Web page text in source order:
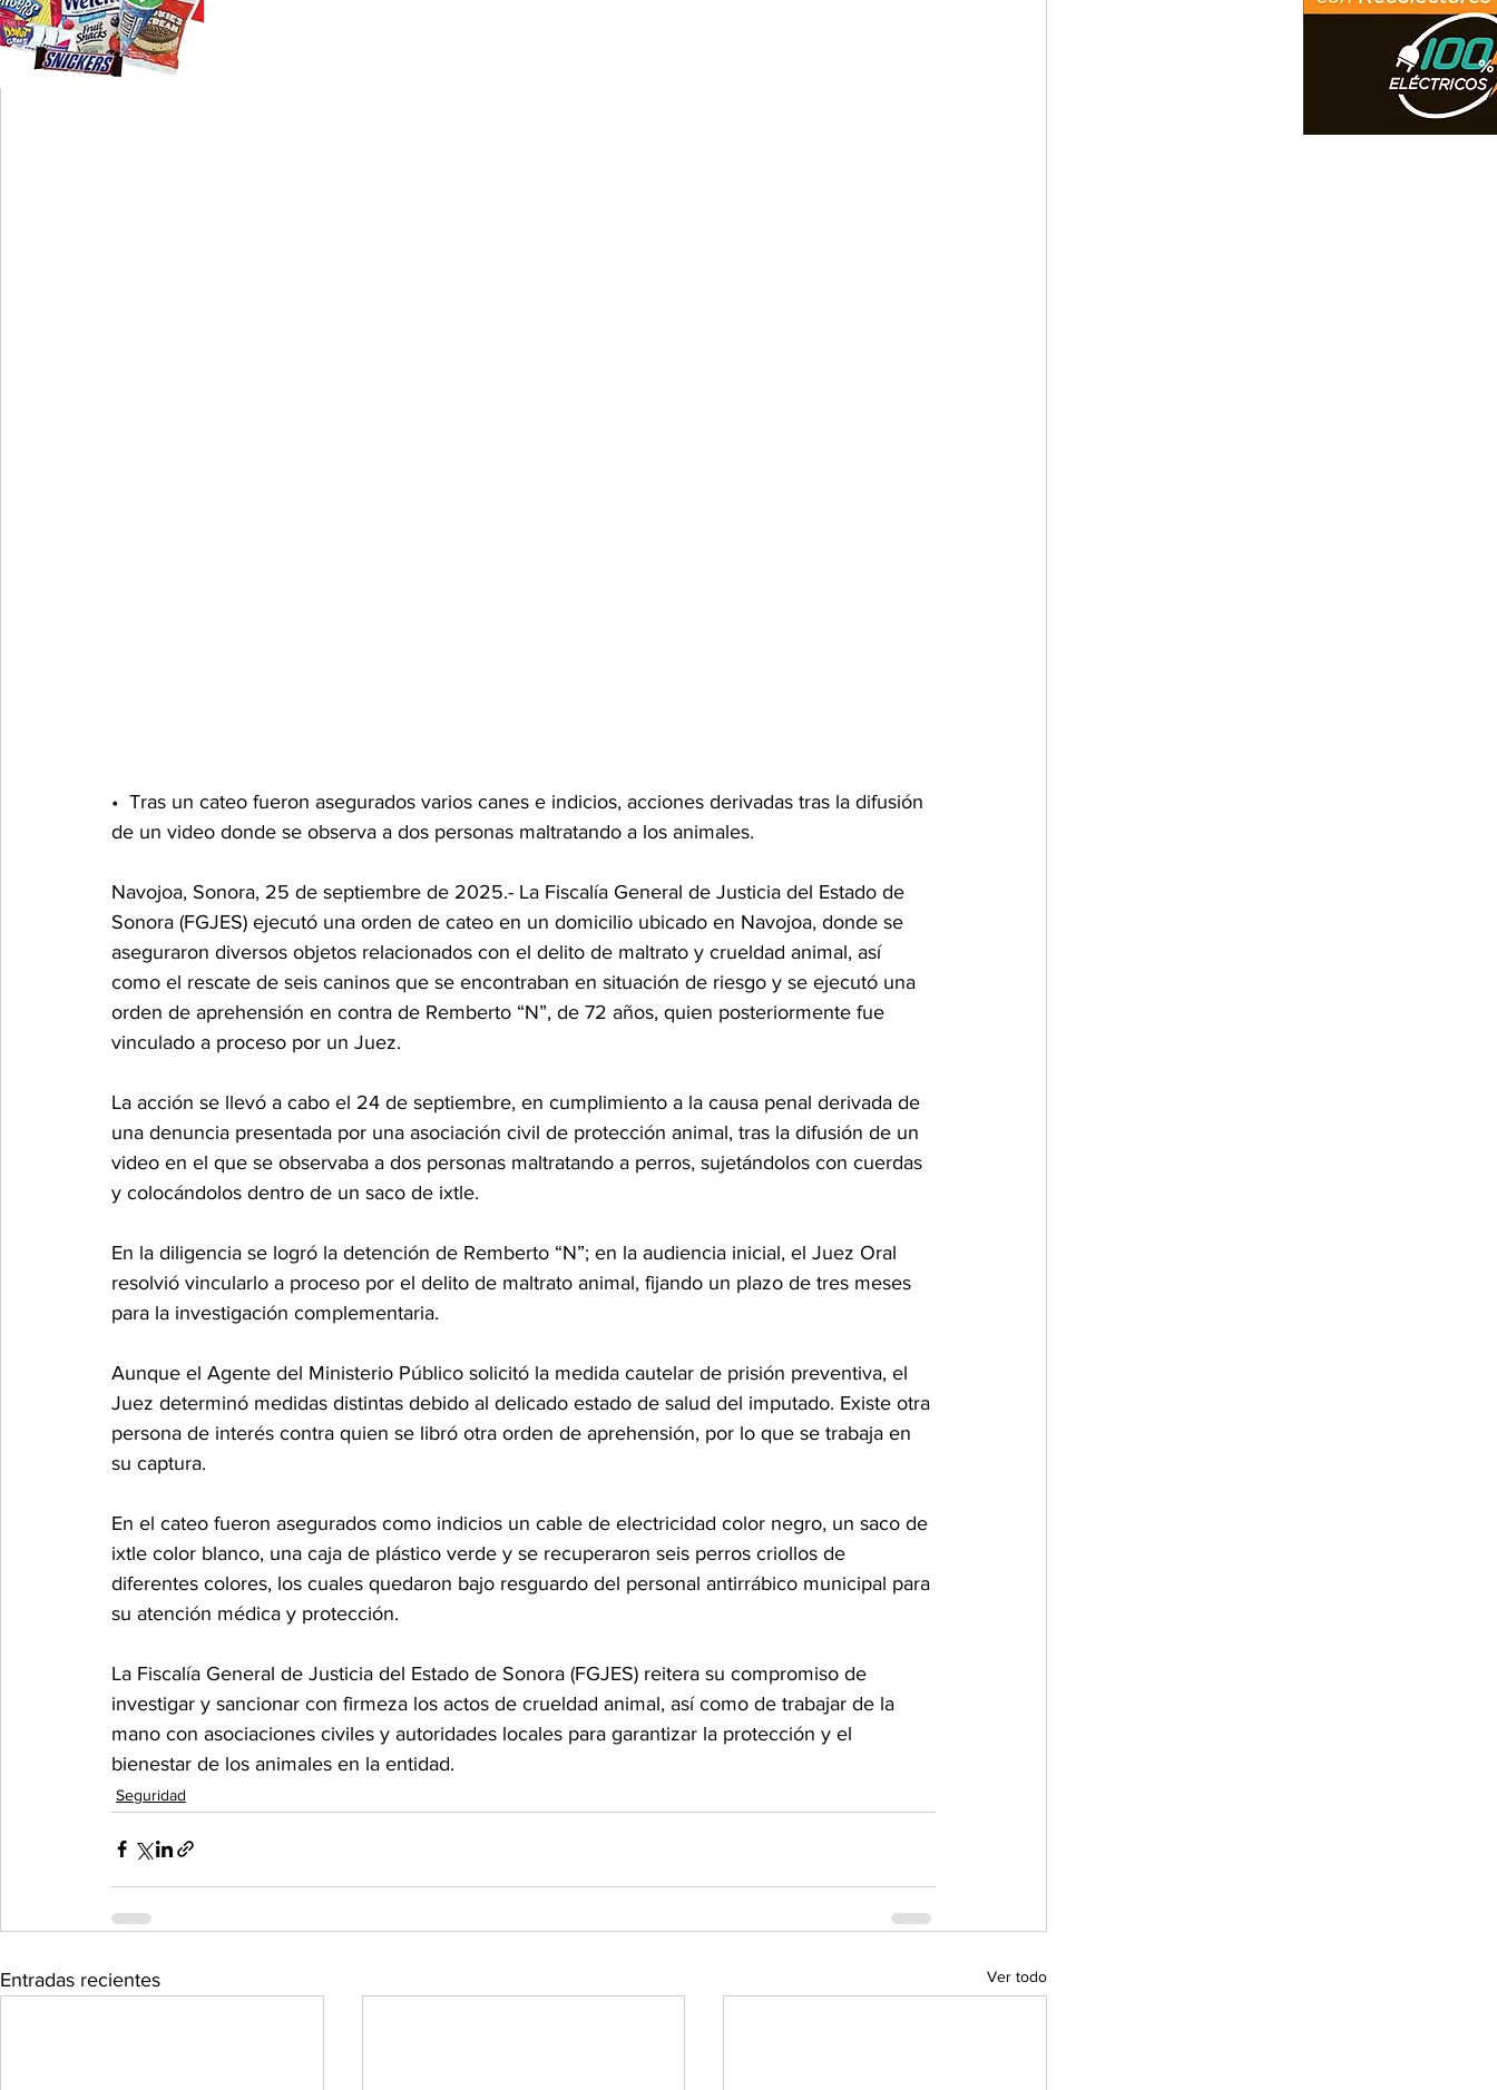
•⁠  ⁠Tras un cateo fueron asegurados varios canes e indicios, acciones derivadas tras la difusión
de un video donde se observa a dos personas maltratando a los animales.
Navojoa, Sonora, 25 de septiembre de 2025.- La Fiscalía General de Justicia del Estado de
Sonora (FGJES) ejecutó una orden de cateo en un domicilio ubicado en Navojoa, donde se
aseguraron diversos objetos relacionados con el delito de maltrato y crueldad animal, así
como el rescate de seis caninos que se encontraban en situación de riesgo y se ejecutó una
orden de aprehensión en contra de Remberto “N”, de 72 años, quien posteriormente fue
vinculado a proceso por un Juez.
La acción se llevó a cabo el 24 de septiembre, en cumplimiento a la causa penal derivada de
una denuncia presentada por una asociación civil de protección animal, tras la difusión de un
video en el que se observaba a dos personas maltratando a perros, sujetándolos con cuerdas
y colocándolos dentro de un saco de ixtle.
En la diligencia se logró la detención de Remberto “N”; en la audiencia inicial, el Juez Oral
resolvió vincularlo a proceso por el delito de maltrato animal, fijando un plazo de tres meses
para la investigación complementaria.
Aunque el Agente del Ministerio Público solicitó la medida cautelar de prisión preventiva, el
Juez determinó medidas distintas debido al delicado estado de salud del imputado. Existe otra
persona de interés contra quien se libró otra orden de aprehensión, por lo que se trabaja en
su captura.
En el cateo fueron asegurados como indicios un cable de electricidad color negro, un saco de
ixtle color blanco, una caja de plástico verde y se recuperaron seis perros criollos de
diferentes colores, los cuales quedaron bajo resguardo del personal antirrábico municipal para
su atención médica y protección.
La Fiscalía General de Justicia del Estado de Sonora (FGJES) reitera su compromiso de
investigar y sancionar con firmeza los actos de crueldad animal, así como de trabajar de la
mano con asociaciones civiles y autoridades locales para garantizar la protección y el
bienestar de los animales en la entidad.
Seguridad
Entradas recientes Ver todo